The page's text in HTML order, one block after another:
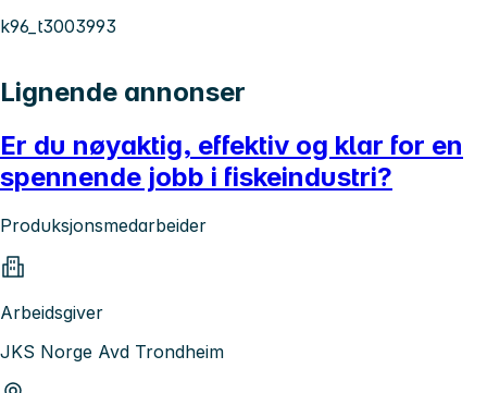
k96_t3003993
Lignende annonser
Er du nøyaktig, effektiv og klar for en
spennende jobb i fiskeindustri?
Produksjonsmedarbeider
Arbeidsgiver
JKS Norge Avd Trondheim